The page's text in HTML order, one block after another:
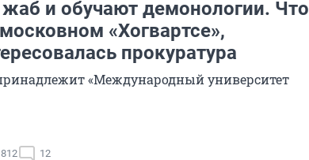
и обучают демонологии. Что
«Хогвартсе»,
прокуратура
«Международный университет
12